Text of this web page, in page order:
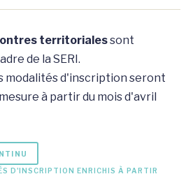
territorialessont
de la SERI.
modalités d'inscription seront
à partir du mois d'avril
D'INSCRIPTION ENRICHIS À PARTIR